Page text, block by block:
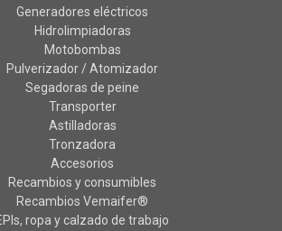
Generadores eléctricos
Hidrolimpiadoras
Motobombas
Pulverizador / Atomizador
Segadoras de peine
Transporter
Astilladoras
Tronzadora
Accesorios
Recambios y consumibles
Recambios Vemaifer®
ropa y calzado de trabajo